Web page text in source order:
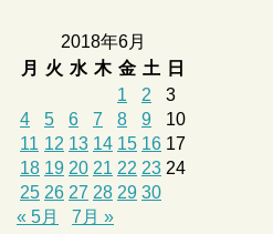
2018年6月
月
火 水 木 金 土
日
1
2
3
4
5 6 7 8 9
10
11 12 13 14 15 16 17
18 19 20 21 22 23 24
25 26 27 28 29 30
« 5月
7月 »